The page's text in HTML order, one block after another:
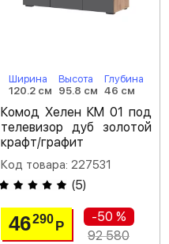
Ширина
120.2 см
Высота
95.8 см
Глубина
46 см
Комод Хелен КМ 01 под
телевизор дуб золотой
крафт/графит
Код товара: 227531
(5)
46290 Р
-50 %
92 580